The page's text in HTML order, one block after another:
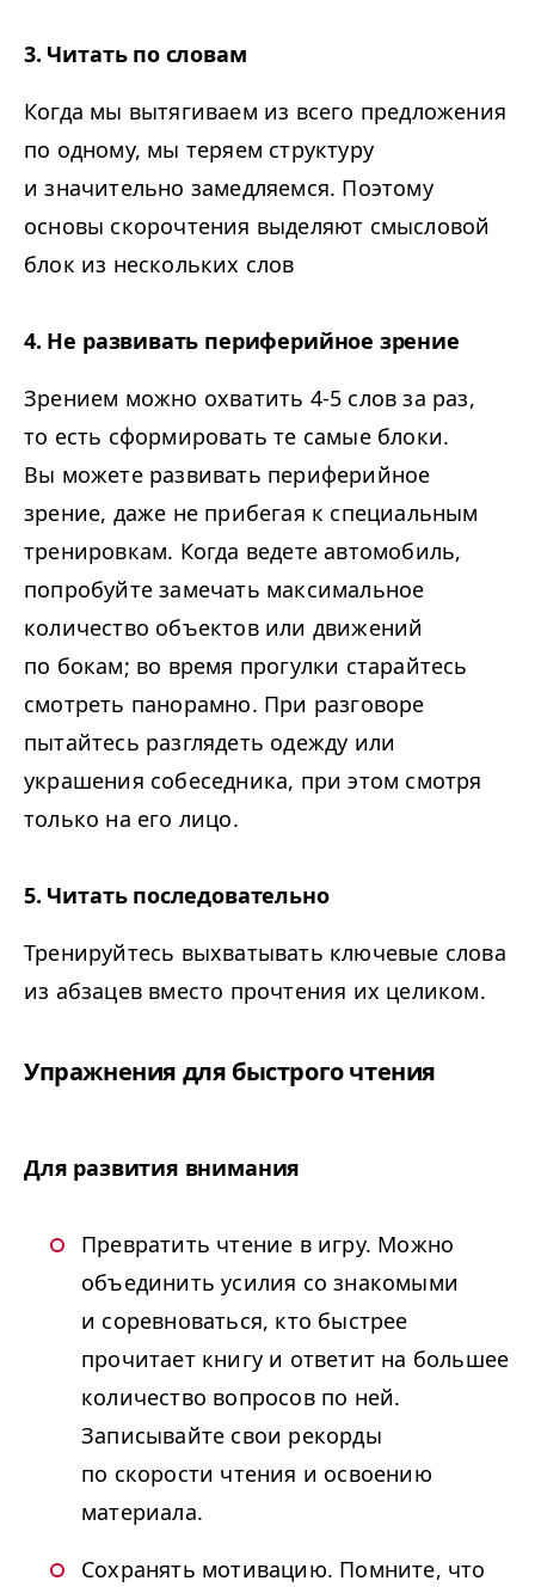
3. Читать по словам
Когда мы вытягиваем из всего предложения
по одному, мы теряем структуру
и значительно замедляемся. Поэтому
основы скорочтения выделяют смысловой
блок из нескольких слов
4. Не развивать периферийное зрение
Зрением можно охватить 4-5 слов за раз,
то есть сформировать те самые блоки.
Вы можете развивать периферийное
зрение, даже не прибегая к специальным
тренировкам. Когда ведете автомобиль,
попробуйте замечать максимальное
количество объектов или движений
по бокам; во время прогулки старайтесь
смотреть панорамно. При разговоре
пытайтесь разглядеть одежду или
украшения собеседника, при этом смотря
только на его лицо.
5. Читать последовательно
Тренируйтесь выхватывать ключевые слова
из абзацев вместо прочтения их целиком.
Упражнения для быстрого чтения
Для развития внимания
Превратить чтение в игру. Можно
объединить усилия со знакомыми
и соревноваться, кто быстрее
прочитает книгу и ответит на большее
количество вопросов по ней.
Записывайте свои рекорды
по скорости чтения и освоению
материала.
Сохранять мотивацию. Помните, что